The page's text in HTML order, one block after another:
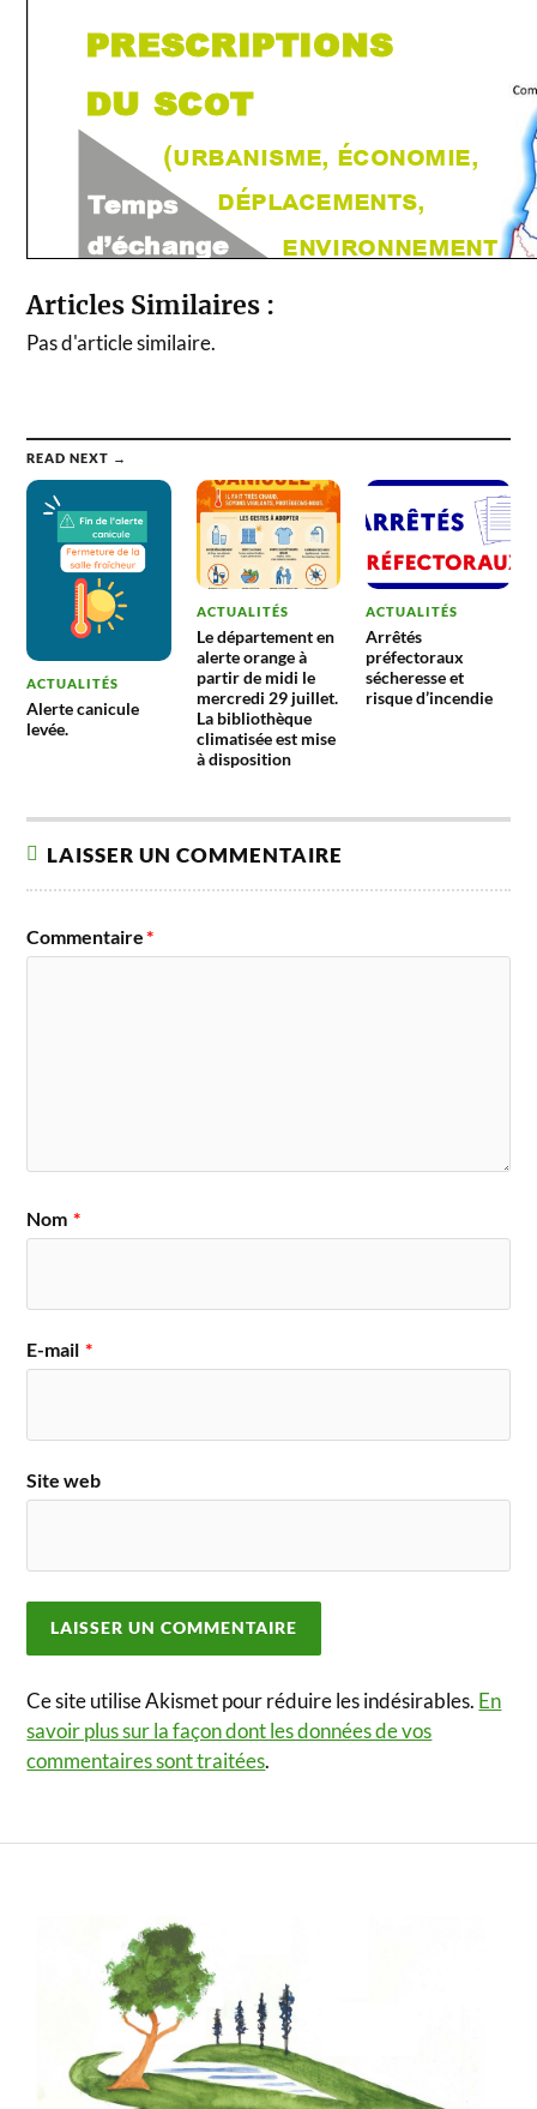
Articles Similaires :
Pas d'article similaire.
READ NEXT →
ACTUALITÉS
Alerte canicule
levée.
ACTUALITÉS
Le département en
alerte orange à
partir de midi le
mercredi 29 juillet.
La bibliothèque
climatisée est mise
à disposition
ACTUALITÉS
Arrêtés
préfectoraux
sécheresse et
risque d’incendie
LAISSER UN COMMENTAIRE
Commentaire*
Nom *
E-mail *
Site web
Ce site utilise Akismet pour réduire les indésirables. En
savoir plus sur la façon dont les données de vos
commentaires sont traitées.